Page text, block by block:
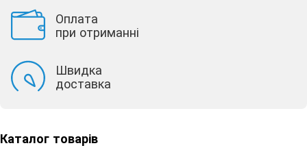
Оплата
при отриманні
Швидка
доставка
Каталог товарів